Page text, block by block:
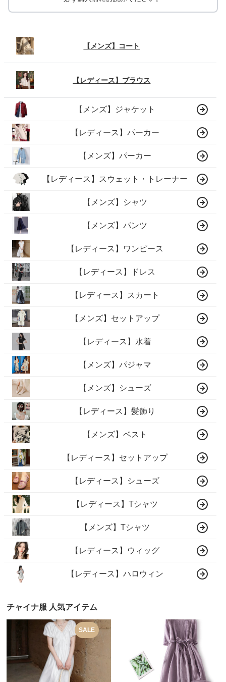
【メンズ】コート
【レディース】ブラウス
【メンズ】ジャケット
【レディース】パーカー
【メンズ】パーカー
【レディース】スウェット・トレーナー
【メンズ】シャツ
【メンズ】パンツ
【レディース】ワンピース
【レディース】ドレス
【レディース】スカート
【メンズ】セットアップ
【レディース】水着
【メンズ】パジャマ
【メンズ】シューズ
【レディース】髪飾り
【メンズ】ベスト
【レディース】セットアップ
【レディース】シューズ
【レディース】Tシャツ
【メンズ】Tシャツ
【レディース】ウィッグ
【レディース】ハロウィン
チャイナ服 人気アイテム
SALE